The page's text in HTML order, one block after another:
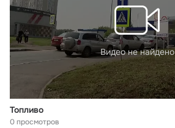
Видео не найдено
Топливо
0 просмотров